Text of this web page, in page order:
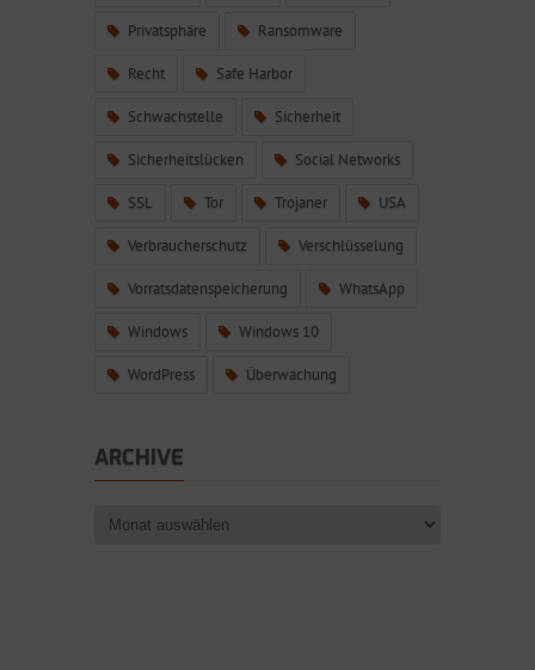
Privatsphäre Ransomware
Recht Safe Harbor
Schwachstelle Sicherheit
Sicherheitslücken Social Networks
SSL Tor Trojaner USA
Verbraucherschutz Verschlüsselung
Vorratsdatenspeicherung WhatsApp
Windows Windows 10
WordPress Überwachung
ARCHIVE